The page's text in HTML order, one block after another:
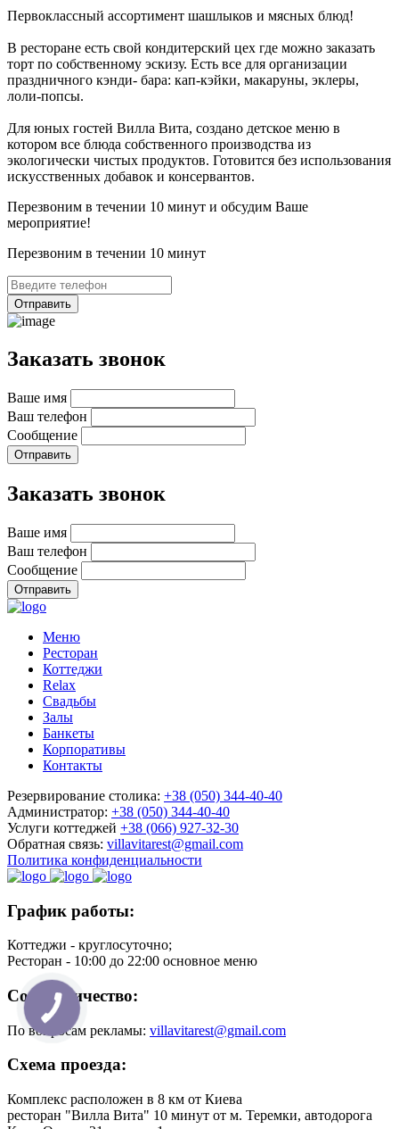
Первоклассный ассортимент шашлыков и мясных блюд!
В ресторане есть свой кондитерский цех где можно заказать
торт по собственному эскизу. Есть все для организации
праздничного кэнди- бара: кап-кэйки, макаруны, эклеры,
лоли-попсы.
Для юных гостей Вилла Вита, создано детское меню в
котором все блюда собственного производства из
экологически чистых продуктов. Готовится без использования
искусственных добавок и консервантов.
Перезвоним в течении 10 минут и обсудим Ваше
мероприятие!
Перезвоним в течении 10 минут
Отправить
Заказать звонок
Ваше имя
Ваш телефон
Сообщение
Отправить
Заказать звонок
Ваше имя
Ваш телефон
Сообщение
Отправить
Меню
Ресторан
Коттеджи
Relax
Свадьбы
Залы
Банкеты
Корпоративы
Контакты
Резервирование столика: +38 (050) 344-40-40
Администратор: +38 (050) 344-40-40
Услуги коттеджей +38 (066) 927-32-30
Обратная связь: villavitarest@gmail.com
Политика конфиденциальности
График работы:
Коттеджи - круглосуточно;
Ресторан - 10:00 до 22:00 основное меню
Сотрудничество:
По вопросам рекламы: villavitarest@gmail.com
Схема проезда:
Комплекс расположен в 8 км от Киева
ресторан "Вилла Вита" 10 минут от м. Теремки, автодорога